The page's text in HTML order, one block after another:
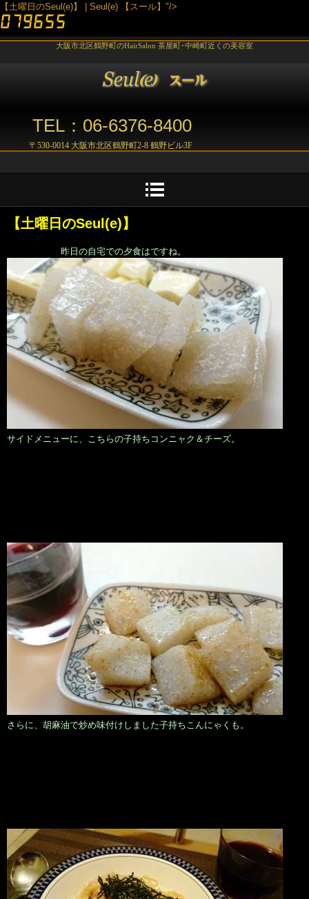
【土曜日のSeul(e)】 | Seul(e) 【スール】"/>
大阪市北区鶴野町のHairSalon 茶屋町･中崎町近くの美容室
TEL：06-6376-8400
〒530-0014 大阪市北区鶴野町2-8 鶴野ビル3F
【土曜日のSeul(e)】
昨日の自宅での夕食はですね。
サイドメニューに、こちらの子持ちコンニャク＆チーズ。
さらに、胡麻油で炒め味付けしました子持ちこんにゃくも。